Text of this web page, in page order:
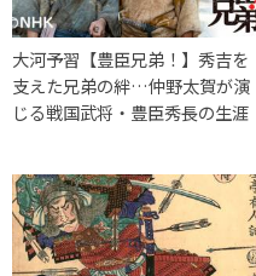
大河予習【豊臣兄弟！】秀吉を
支えた兄弟の絆…仲野太賀が演
じる戦国武将・豊臣秀長の生涯